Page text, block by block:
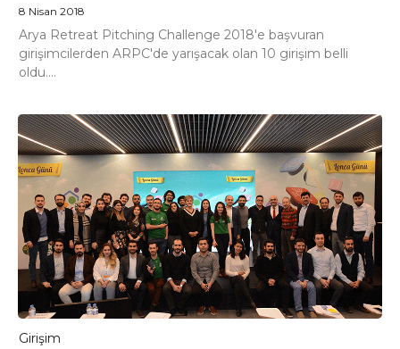
8 Nisan 2018
Arya Retreat Pitching Challenge 2018'e başvuran
girişimcilerden ARPC'de yarışacak olan 10 girişim belli
oldu....
Girişim